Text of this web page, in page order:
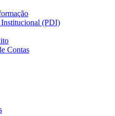
(PDI)
Contas